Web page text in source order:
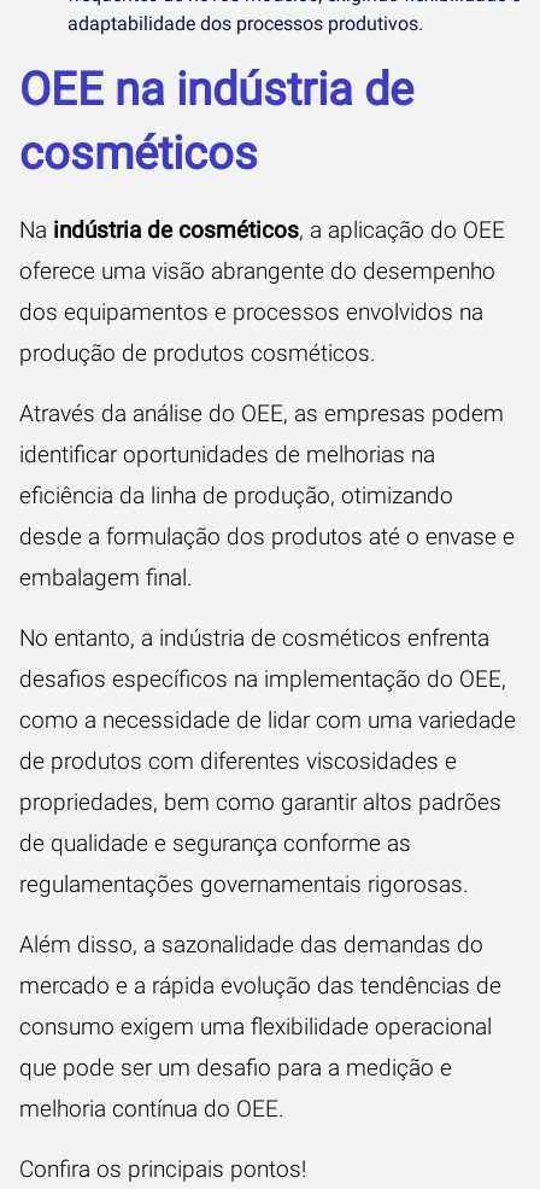
adaptabilidade dos processos produtivos.
OEE na indústria de
cosméticos
Na indústria de cosméticos, a aplicação do OEE
oferece uma visão abrangente do desempenho
dos equipamentos e processos envolvidos na
produção de produtos cosméticos.
Através da análise do OEE, as empresas podem
identificar oportunidades de melhorias na
eficiência da linha de produção, otimizando
desde a formulação dos produtos até o envase e
embalagem final.
No entanto, a indústria de cosméticos enfrenta
desafios específicos na implementação do OEE,
como a necessidade de lidar com uma variedade
de produtos com diferentes viscosidades e
propriedades, bem como garantir altos padrões
de qualidade e segurança conforme as
regulamentações governamentais rigorosas.
Além disso, a sazonalidade das demandas do
mercado e a rápida evolução das tendências de
consumo exigem uma flexibilidade operacional
que pode ser um desafio para a medição e
melhoria contínua do OEE.
Confira os principais pontos!